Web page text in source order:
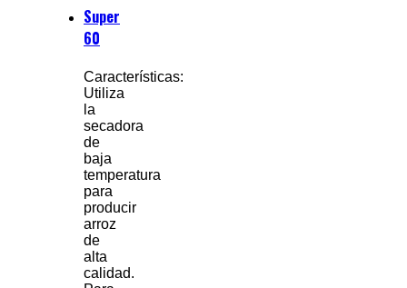
Super
60
Características:
Utiliza
la
secadora
de
baja
temperatura
para
producir
arroz
de
alta
calidad.